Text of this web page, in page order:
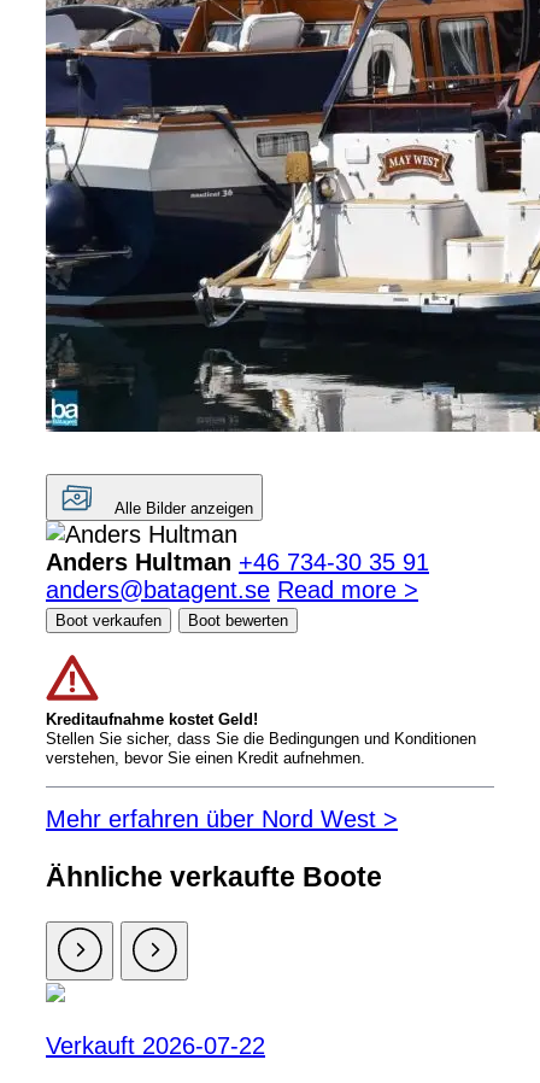
Alle Bilder anzeigen
Anders Hultman +46 734-30 35 91
anders@batagent.se Read more >
Boot verkaufen Boot bewerten
Kreditaufnahme kostet Geld!
Stellen Sie sicher, dass Sie die Bedingungen und Konditionen
verstehen, bevor Sie einen Kredit aufnehmen.
Mehr erfahren über Nord West >
Ähnliche verkaufte Boote
Verkauft 2026-07-22